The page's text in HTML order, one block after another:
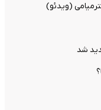
(ویدئو)